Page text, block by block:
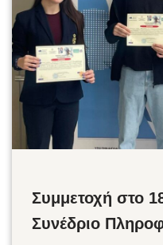
Συμμετοχή στο
Συνέδριο